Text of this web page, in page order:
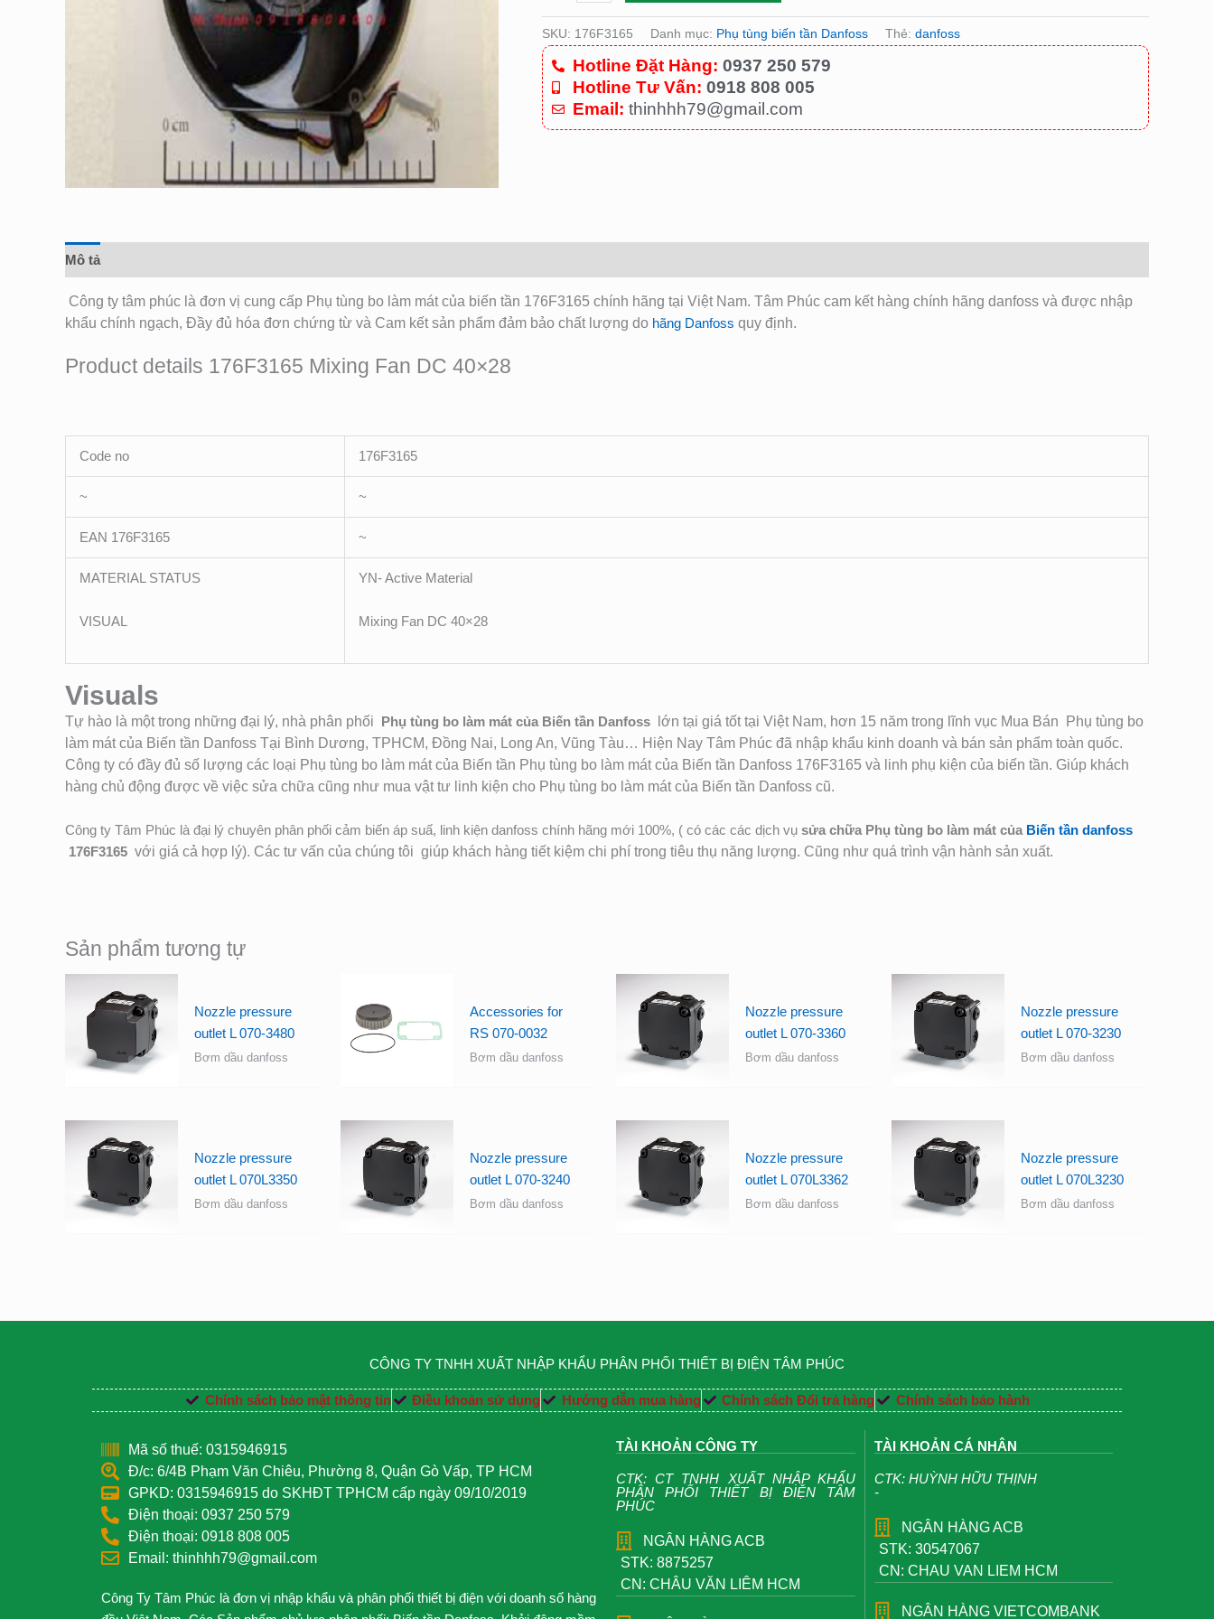
SKU: 176F3165 Danh mục: Phụ tùng biến tần Danfoss Thẻ: danfoss
Hotline Đặt Hàng: 0937 250 579
Hotline Tư Vấn: 0918 808 005
Email: thinhhh79@gmail.com
Mô tả
Công ty tâm phúc là đơn vị cung cấp Phụ tùng bo làm mát của biến tần 176F3165 chính hãng tại Việt Nam. Tâm Phúc cam kết hàng chính hãng danfoss và được nhập
khẩu chính ngạch, Đầy đủ hóa đơn chứng từ và Cam kết sản phẩm đảm bảo chất lượng do hãng Danfoss quy định.
Product details 176F3165 Mixing Fan DC 40×28
Code no 176F3165
~ ~
EAN 176F3165 ~
MATERIAL STATUS
VISUAL
YN- Active Material
Mixing Fan DC 40×28
Visuals
Tự hào là một trong những đại lý, nhà phân phối Phụ tùng bo làm mát của Biến tần Danfoss
lớn tại giá tốt tại Việt Nam, hơn 15 năm trong lĩnh vục Mua Bán Phụ tùng bo
làm mát của Biến tần Danfoss Tại Bình Dương, TPHCM, Đồng Nai, Long An, Vũng Tàu… Hiện Nay Tâm Phúc đã nhập khẩu kinh doanh và bán sản phẩm toàn quốc.
Công ty có đầy đủ số lượng các loại Phụ tùng bo làm mát của Biến tần Phụ tùng bo làm mát của Biến tần Danfoss 176F3165 và linh phụ kiện của biến tần. Giúp khách
hàng chủ động được về việc sửa chữa cũng như mua vật tư linh kiện cho Phụ tùng bo làm mát của Biến tần Danfoss cũ.
Công ty Tâm Phúc là đại lý chuyên phân phối cảm biến áp suấ, linh kiện danfoss chính hãng mới 100%, ( có các các dịch vụ sửa chữa Phụ tùng bo làm mát của Biến tần danfoss
176F3165 với giá cả hợp lý). Các tư vấn của chúng tôi giúp khách hàng tiết kiệm chi phí trong tiêu thụ năng lượng. Cũng như quá trình vận hành sản xuất.
Sản phẩm tương tự
Nozzle pressure
outlet L 070-3480
Bơm dầu danfoss
Accessories for
RS 070-0032
Bơm dầu danfoss
Nozzle pressure
outlet L 070-3360
Bơm dầu danfoss
Nozzle pressure
outlet L 070-3230
Bơm dầu danfoss
Nozzle pressure
outlet L 070L3350
Bơm dầu danfoss
Nozzle pressure
outlet L 070-3240
Bơm dầu danfoss
Nozzle pressure
outlet L 070L3362
Bơm dầu danfoss
Nozzle pressure
outlet L 070L3230
Bơm dầu danfoss
CÔNG TY TNHH XUẤT NHẬP KHẨU PHÂN PHỐI THIẾT BỊ ĐIỆN TÂM PHÚC
Chính sách bảo mật thông tin Điều khoản sử dụng Hướng dẫn mua hàng Chính sách Đổi trả hàng Chính sách bảo hành
Mã số thuế: 0315946915
Đ/c: 6/4B Phạm Văn Chiêu, Phường 8, Quận Gò Vấp, TP HCM
GPKD: 0315946915 do SKHĐT TPHCM cấp ngày 09/10/2019
Điện thoại: 0937 250 579
Điện thoại: 0918 808 005
Email: thinhhh79@gmail.com
Công Ty Tâm Phúc là đơn vị nhập khẩu và phân phối thiết bị điện với doanh số hàng
TÀI KHOẢN CÔNG TY
CTK: CT TNHH XUẤT NHẬP KHẨU
PHÂN PHỐI THIẾT BỊ ĐIỆN TÂM
PHÚC
NGÂN HÀNG ACB
STK: 8875257
CN: CHÂU VĂN LIÊM HCM
TÀI KHOẢN CÁ NHÂN
CTK: HUỲNH HỮU THỊNH
-
NGÂN HÀNG ACB
STK: 30547067
CN: CHAU VAN LIEM HCM
NGÂN HÀNG VIETCOMBANK